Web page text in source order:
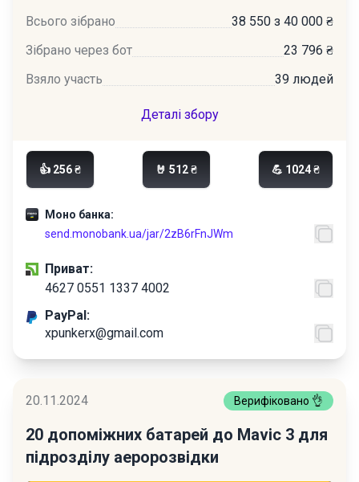
Всього зібрано
38 550 з 40 000 ₴
Зібрано через бот
23 796 ₴
Взяло участь
39 людей
Деталі збору
Моно банка:
send.monobank.ua/jar/2zB6rFnJWm
👍 256 ₴ 🤘 512 ₴ 💪 1024 ₴
Приват:
4627 0551 1337 4002
PayPal:
xpunkerx@gmail.com
20.11.2024 Верифіковано 👌
20 допоміжних батарей до Mavic 3 для
підрозділу аеророзвідки